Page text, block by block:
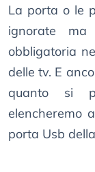
La porta o le
ignorate ma
obbligatoria
delle tv. E
quanto si
elencheremo
porta Usb